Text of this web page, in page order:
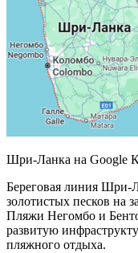
Шри-Ланка на Google
Береговая линия Шри-
золотистых песков на
Пляжи Негомбо и
развитую
пляжного отдыха.